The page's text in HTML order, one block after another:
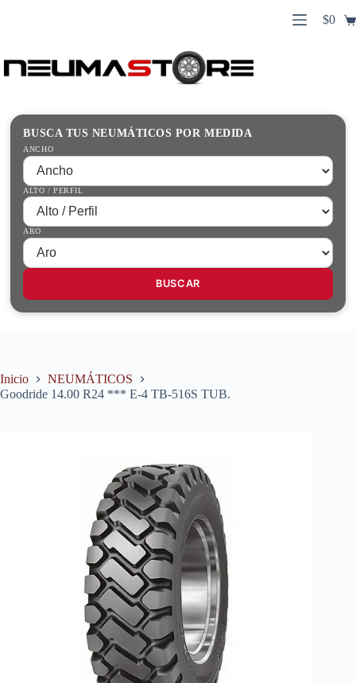
productosInicio
Guías Prácticas
Tienda
Carro
$0
BUSCA TUS NEUMÁTICOS POR MEDIDA
ANCHO
ALTO / PERFIL
ARO
BUSCAR
Inicio
NEUMÁTICOS
Goodride 14.00 R24 *** E-4 TB-516S TUB.